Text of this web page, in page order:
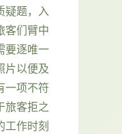
疑题，入
客们臂中
要逐唯一
片以便及
一项不符
旅客拒之
工作时刻